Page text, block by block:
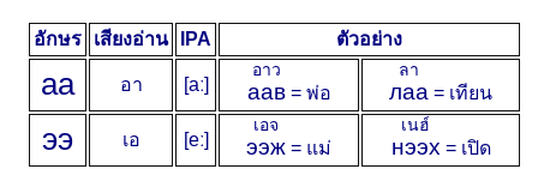
อักษร เสียงอ่าน IPA ตัวอย่าง
аа อา [aː] аав
อาว
= พ่อ лаа
ลา
= เทียน
ээ เอ [eː] ээж
เอจ
= แม่ нээх
เนฮ์
= เปิด